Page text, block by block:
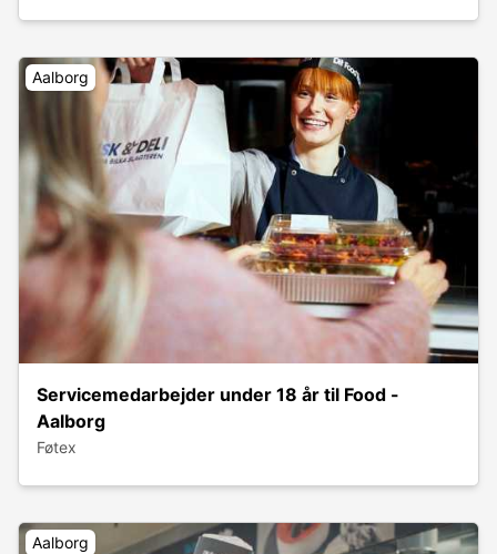
Aalborg
Servicemedarbejder under 18 år til Food -
Aalborg
Føtex
Aalborg